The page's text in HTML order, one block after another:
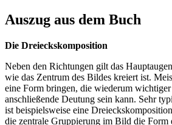
Auszug aus dem Buch
Die Dreieckskomposition
Neben den Richtungen gilt das
wie das Zentrum des Bildes kreiert ist.
eine Form bringen, die wiederum
anschließende Deutung sein kann. Sehr
ist beispielsweise eine
die zentrale Gruppierung im Bild die Form